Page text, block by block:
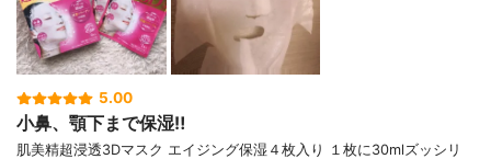
5.00
小鼻、顎下まで保湿‼︎
肌美精超浸透3Dマスク エイジング保湿４枚入り １枚に30mlズッシリ